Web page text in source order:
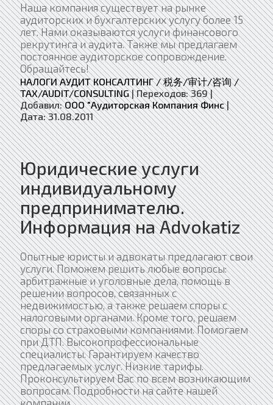
Наша компания существует на рынке
аудиторских и бухгалтерских услугу более 15
лет. Нами оказываются услуги финансового
рекрутинга и аудита. Также мы предлагаем
постоянное аудиторское сопровождение.
Обращайтесь!
НАЛОГИ АУДИТ КОНСАЛТИНГ / 税务/审计/咨询 /
TAX/AUDIT/CONSULTING|Переходов: 369 |
Добавил: ООО "Аудиторская Компания Финс |
Дата: 31.08.2011
Юридические услуги
индивидуальному
предпринимателю.
Информация на Advokatiz
Опытные юристы и адвокаты предлагают свои
услуги. Поможем решить любые вопросы:
арбитражные и уголовные дела, помощь в
решении вопросов, связанных с
недвижимостью, а также решаем споры с
налоговыми органами. Кроме того, решаем
споры со страховыми компаниями. Помогаем
при ДТП. Высокопрофессиональные
специалисты. Гарантируем качество
предлагаемых услуг. Низкие тарифы.
Проконсультируем Вас по всем возникающим
вопросам. Подробности на сайте нашей
компании.